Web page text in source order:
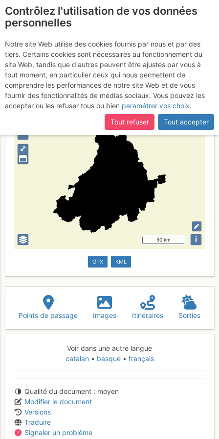
Provincia de Ávila
Type de région limite administrative
⤢
–
50 km i
GPX KML
Points de passage Images Itinéraires Sorties
Voir dans une autre langue
catalan
basque français
Qualité du document
moyen
Modifier le document
Versions
Traduire
Signaler un problème
Contrôlez l'utilisation de vos données
personnelles
Notre site Web utilise des cookies fournis par nous et par des
tiers. Certains cookies sont nécessaires au fonctionnement du
site Web, tandis que d'autres peuvent être ajustés par vous à
tout moment, en particulier ceux qui nous permettent de
comprendre les performances de notre site Web et de vous
fournir des fonctionnalités de médias sociaux. Vous pouvez les
accepter ou les refuser tous ou bien paramétrer vos choix.
Tout refuser
Tout accepter